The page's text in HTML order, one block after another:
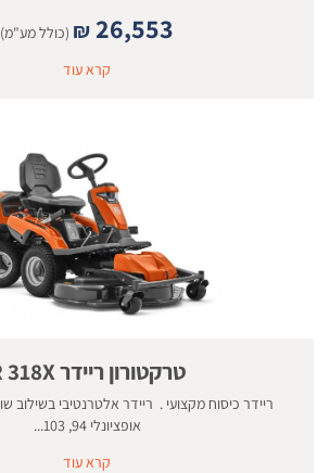
₪ 26,553
(כולל מע"מ)
קרא עוד
טרקטורון ריידר R 318X
אופציונלי 94, 103...
קרא עוד